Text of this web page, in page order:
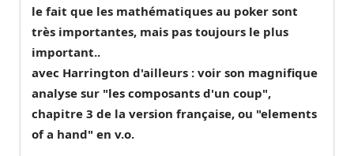
le fait que les mathématiques au poker sont
très importantes, mais pas toujours le plus
important..
avec Harrington d'ailleurs : voir son magnifique
analyse sur "les composants d'un coup",
chapitre 3 de la version française, ou "elements
of a hand" en v.o.